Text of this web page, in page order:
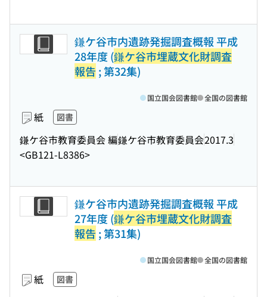
鎌ケ谷市内遺跡発掘調査概報 平成
28年度 (鎌ケ谷市埋蔵文化財調査
報告 ; 第32集)
紙 図書
鎌ケ谷市教育委員会 編鎌ケ谷市教育委員会2017.3
<GB121-L8386>
国立国会図書館 全国の図書館
鎌ケ谷市内遺跡発掘調査概報 平成
27年度 (鎌ケ谷市埋蔵文化財調査
報告 ; 第31集)
紙 図書
国立国会図書館 全国の図書館